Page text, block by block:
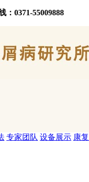
： 0371-55009888
专家团队 设备展示 康